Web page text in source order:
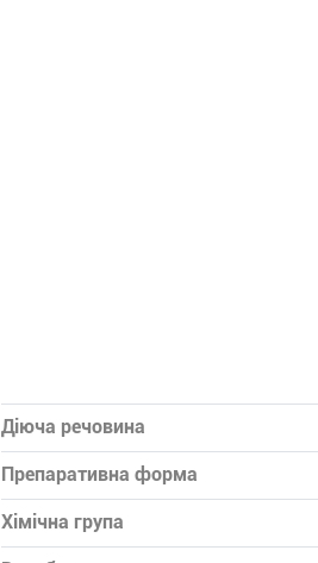
Діюча речовина
Препаративна форма
Хімічна група